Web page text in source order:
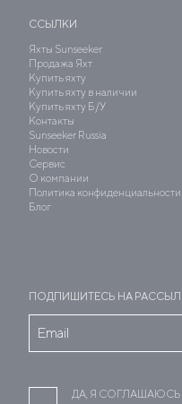
ССЫЛКИ
Яхты Sunseeker
Продажа Яхт
Купить яхту
Купить яхту в наличии
Купить яхту Б/У
Контакты
Sunseeker Russia
Новости
Сервис
О компании
Политика конфиденциальности
Блог
ПОДПИШИТЕСЬ НА
ДА, Я